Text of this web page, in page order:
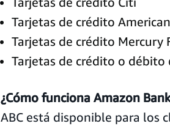
Tarjetas de crédito
Tarjetas de crédito Mercury
Tarjetas de crédito o débito
¿Cómo funciona Amazon
ABC está disponible para los